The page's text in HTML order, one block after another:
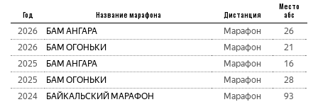
Год Название марафона Дистанция
Место
абс
2026 БАМ АНГАРА Марафон 26
2026
БАМ ОГОНЬКИ Марафон 21
2025
БАМ АНГАРА Марафон 16
2025
БАМ ОГОНЬКИ Марафон 28
2024
БАЙКАЛЬСКИЙ МАРАФОН Марафон 93